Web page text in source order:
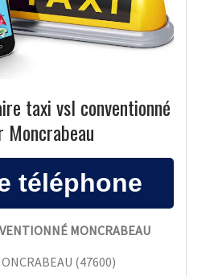
taxi vsl conventionné
Moncrabeau
MONCRABEAU
(47600)